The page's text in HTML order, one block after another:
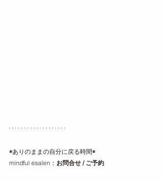
◉ありのままの自分に戻る時間◉
mindful esalen： お問合せ / ご予約